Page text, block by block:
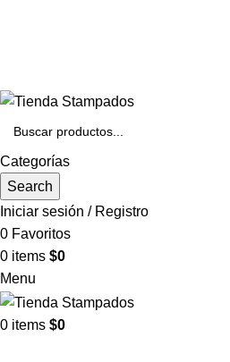
Categorías
Search
Iniciar sesión / Registro
0 Favoritos
0 items $0
Menu
0 items $0